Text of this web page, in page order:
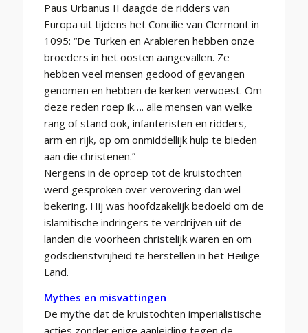
Paus Urbanus II daagde de ridders van
Europa uit tijdens het Concilie van Clermont in
1095: “De Turken en Arabieren hebben onze
broeders in het oosten aangevallen. Ze
hebben veel mensen gedood of gevangen
genomen en hebben de kerken verwoest. Om
deze reden roep ik…. alle mensen van welke
rang of stand ook, infanteristen en ridders,
arm en rijk, op om onmiddellijk hulp te bieden
aan die christenen.”
Nergens in de oproep tot de kruistochten
werd gesproken over verovering dan wel
bekering. Hij was hoofdzakelijk bedoeld om de
islamitische indringers te verdrijven uit de
landen die voorheen christelijk waren en om
godsdienstvrijheid te herstellen in het Heilige
Land.
Mythes en misvattingen
De mythe dat de kruistochten imperialistische
acties zonder enige aanleiding tegen de